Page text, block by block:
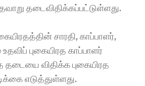
தடைவிதிக்கப்பட்டுள்ளது.
சாரதி, காப்பாளர்,
புகையிரத காப்பாளர்
விதிக்க புகையிரத
எடுத்துள்ளது.